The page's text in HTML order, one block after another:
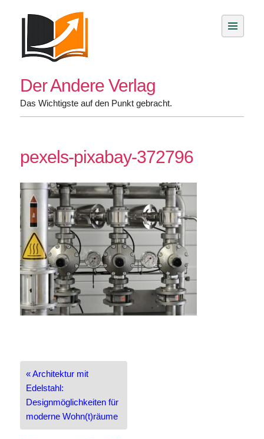
Der Andere Verlag
Das Wichtigste auf den Punkt gebracht.
pexels-pixabay-372796
Beitragsnavigation
« Architektur mit
Edelstahl:
Designmöglichkeiten für
moderne Wohn(t)räume